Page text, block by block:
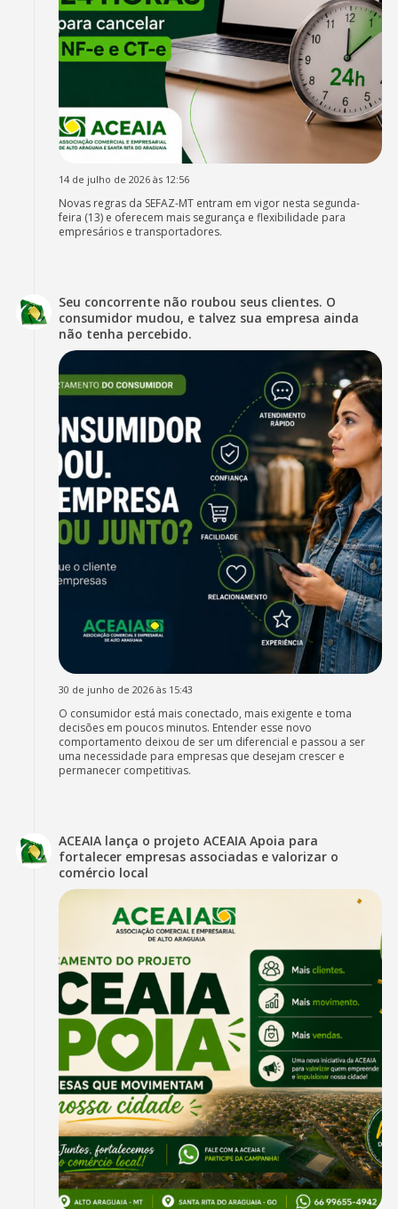
14 de julho de 2026 às 12:56
Novas regras da SEFAZ-MT entram em vigor nesta segunda-
feira (13) e oferecem mais segurança e flexibilidade para
empresários e transportadores.
Seu concorrente não roubou seus clientes. O
consumidor mudou, e talvez sua empresa ainda
não tenha percebido.
30 de junho de 2026 às 15:43
O consumidor está mais conectado, mais exigente e toma
decisões em poucos minutos. Entender esse novo
comportamento deixou de ser um diferencial e passou a ser
uma necessidade para empresas que desejam crescer e
permanecer competitivas.
ACEAIA lança o projeto ACEAIA Apoia para
fortalecer empresas associadas e valorizar o
comércio local